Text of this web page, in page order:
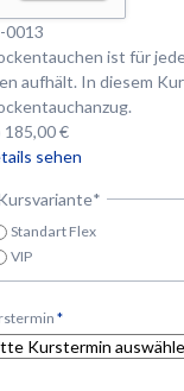
0013
ist für
aufhält. In diesem
185,00€
sehen
*
Standart Flex
VIP
*